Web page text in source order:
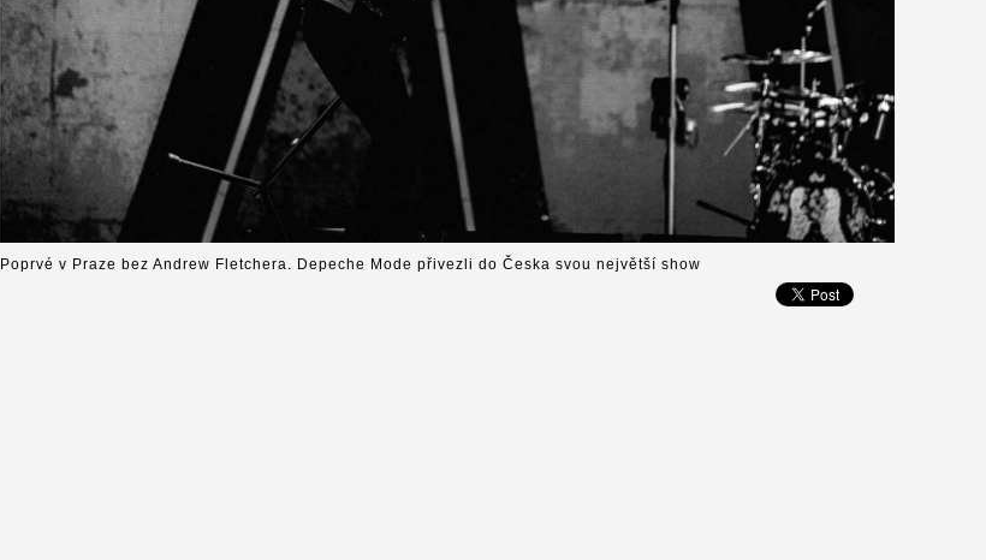
Poprvé v Praze bez Andrew Fletchera. Depeche Mode přivezli do Česka svou největší show